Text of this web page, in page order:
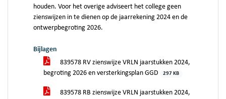
houden. Voor het overige adviseert het college geen
zienswijzen in te dienen op de jaarrekening 2024 en de
ontwerpbegroting 2026.
Bijlagen
839578 RV zienswijze VRLN jaarstukken 2024,
begroting 2026 en versterkingsplan GGD
297 KB
839578 RB zienswijze VRLN jaarstukken 2024,